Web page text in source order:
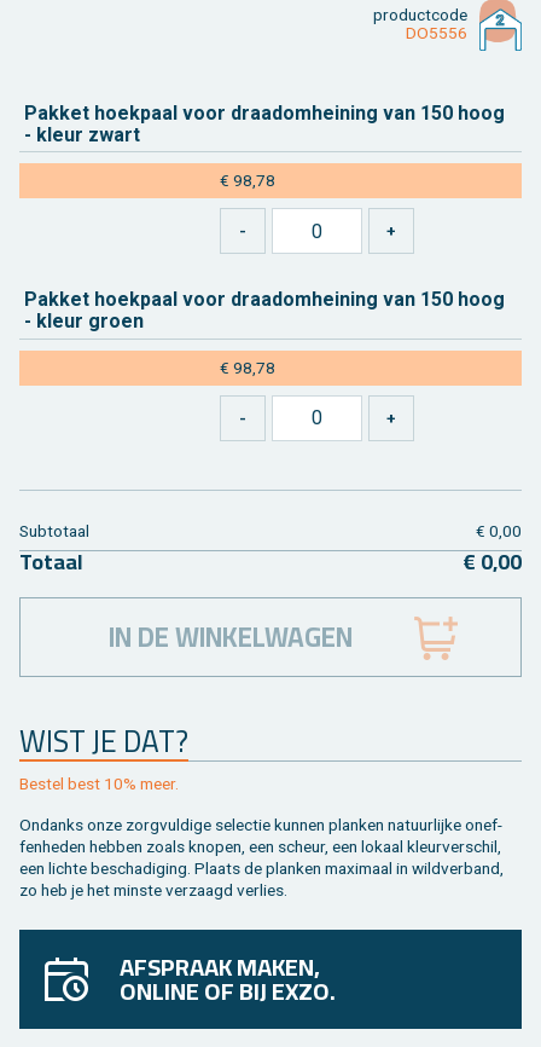
product­code
DO5556
Pak­ket hoek­paal voor draad­om­hei­ning van 150 hoog
- kleur zwart
€ 98,78
Pak­ket hoek­paal voor draad­om­hei­ning van 150 hoog
- kleur groen
€ 98,78
WIST JE DAT?
Be­stel best 10% meer.
On­danks onze zorg­vul­di­ge se­lec­tie kun­nen plan­ken na­tuur­lij­ke on­ef­
fen­he­den heb­ben zoals kno­pen, een scheur, een lo­kaal kleur­ver­schil,
een lich­te be­scha­di­ging. Plaats de plan­ken maxi­maal in wild­ver­band,
zo heb je het min­ste ver­zaagd ver­lies.
Sub­to­taal € 0,00
To­taal € 0,00
IN DE WINKELWAGEN
AFSPRAAK MAKEN,
ONLINE OF BIJ EXZO.